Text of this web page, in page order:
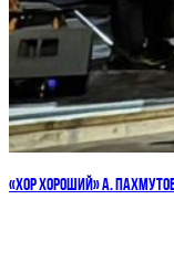
«ХОР ХОРОШИЙ» А.